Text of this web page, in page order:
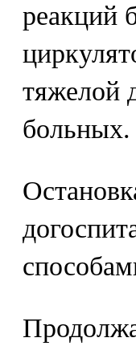
реакций
тяжелой
больных.